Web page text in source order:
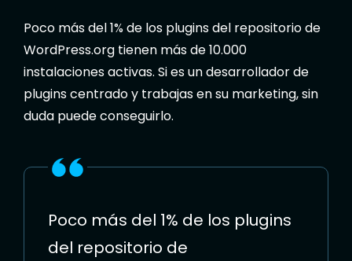
Poco más del 1% de los plugins del repositorio de
WordPress.org tienen más de 10.000
instalaciones activas. Si es un desarrollador de
plugins centrado y trabajas en su marketing, sin
duda puede conseguirlo.
Poco más del 1% de los plugins
del repositorio de